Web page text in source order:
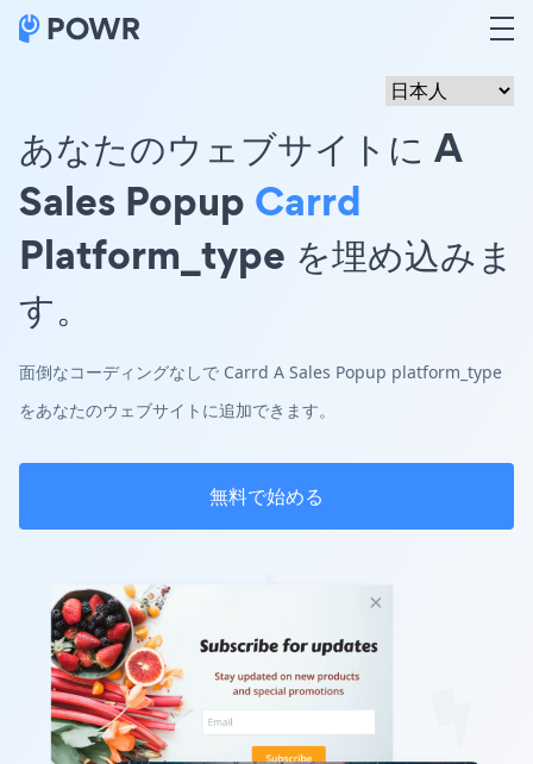
あなたのウェブサイトに A
Sales Popup Carrd
Platform_type を埋め込みま
す。
面倒なコーディングなしで Carrd A Sales Popup platform_type
をあなたのウェブサイトに追加できます。
無料で始める